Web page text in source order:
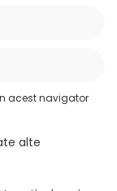
acest navigator
alte